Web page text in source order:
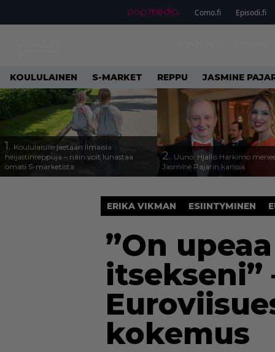
Como.fi Episodi.fi
KOULULAINEN S-MARKET REPPU JASMINE
1. Koululaisille jaetaan ilmaisia
heijastinreppuja – näin voit lunastaa
omasi S-marketista
2. Uuno: Hjallis Harkimo
Jasmine Pajarin kanssa
ERIKA VIKMAN ESIINTYMINEN
”On
itsekseni”
kokemus